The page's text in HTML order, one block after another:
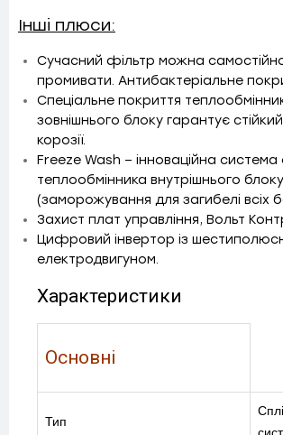
Інші плюси:
Сучасний фільтр можна
промивати. Антибактеріальне
Спеціальне покриття
зовнішнього блоку гарантує
корозії.
Freeze Wash – інноваційна
теплообмінника внутрішнього блоку
(заморожування для загибелі всіх
Захист плат управління, Вольт
Цифровий інвертор із
електродвигуном.
Характеристики
Основні
Тип